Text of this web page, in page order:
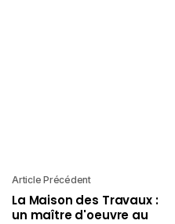
Article Précédent
La Maison des Travaux :
un maître d'oeuvre au